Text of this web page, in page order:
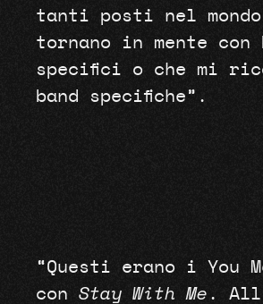
tanti posti nel mondo
tornano in mente con
specifici o che mi
band specifiche”.
“Questi erano i You
con Stay With Me .